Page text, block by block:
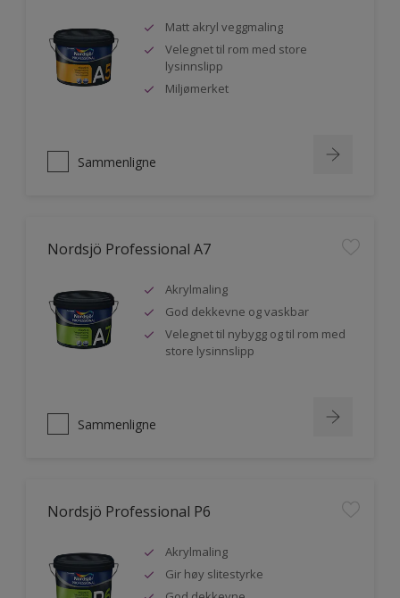
Matt akryl veggmaling
Velegnet til rom med store
lysinnslipp
Miljømerket
Sammenligne
Nordsjö Professional A7
Akrylmaling
God dekkevne og vaskbar
Velegnet til nybygg og til rom med
store lysinnslipp
Sammenligne
Nordsjö Professional P6
Akrylmaling
Gir høy slitestyrke